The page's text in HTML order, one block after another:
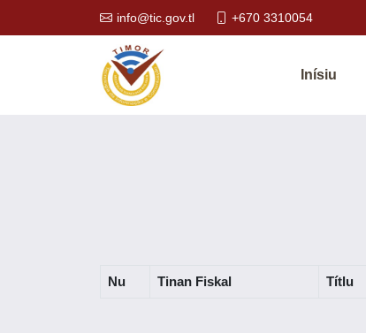
info@tic.gov.tl +670 3310054
Inísiu
Nu Tinan Fiskal Títlu